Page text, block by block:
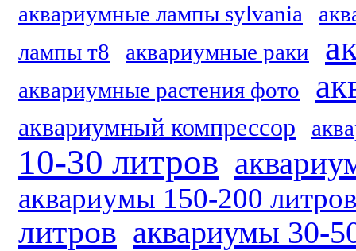
аквариумные лампы sylvania
лампы т8
аквариумные раки
аквариумные растения фото
аквариумный компрессор
10-30 литров
аквариумы 150-200 литров
литров аквариумы 30-